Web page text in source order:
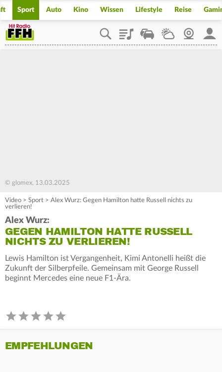
Sport Auto Kino Wissen Lifestyle Reise
PlaylistStaupilotWetterWebcam
© glomex, 13.03.2025
Video > Sport > Alex Wurz: Gegen Hamilton hatte Russell nichts zu
verlieren!
Alex Wurz:
GEGEN HAMILTON HATTE RUSSELL
NICHTS ZU VERLIEREN!
Lewis Hamilton ist Vergangenheit, Kimi Antonelli heißt die
Zukunft der Silberpfeile. Gemeinsam mit George Russell
beginnt Mercedes eine neue F1-Ära.
EMPFEHLUNGEN